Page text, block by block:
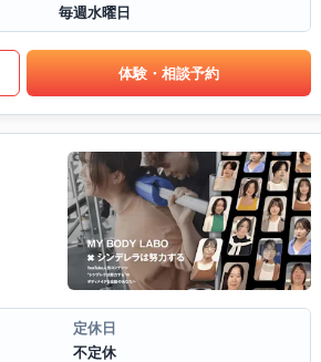
毎週水曜日
体験・相談予約
定休日
不定休